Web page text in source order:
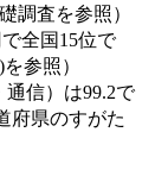
調査を参照）
全国15位で
参照）
信）は99.2で
府県のすがた